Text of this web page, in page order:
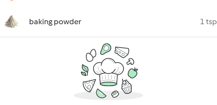
baking powder 1 tsp